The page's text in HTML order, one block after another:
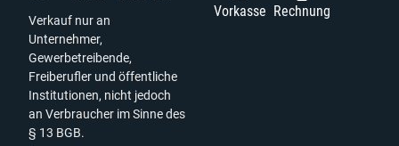
Verkauf nur an
Unternehmer,
Gewerbetreibende,
Freiberufler und öffentliche
Institutionen, nicht jedoch
an Verbraucher im Sinne des
§ 13 BGB.
Vorkasse Rechnung